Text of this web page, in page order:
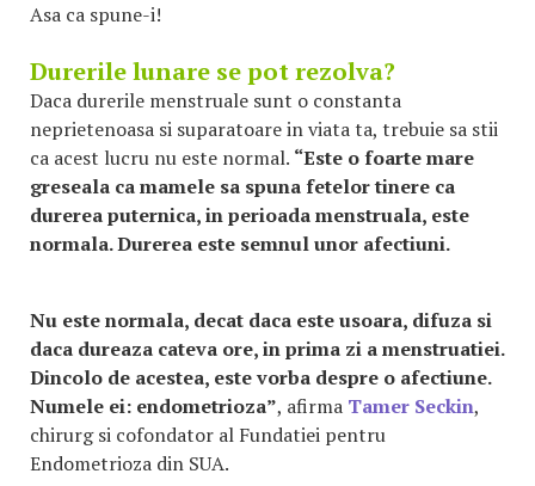
Asa ca spune-i!
Durerile lunare se pot rezolva?
Daca durerile menstruale sunt o constanta
neprietenoasa si suparatoare in viata ta, trebuie sa stii
ca acest lucru nu este normal. “Este o foarte mare
greseala ca mamele sa spuna fetelor tinere ca
durerea puternica, in perioada menstruala, este
normala. Durerea este semnul unor afectiuni.
Nu este normala, decat daca este usoara, difuza si
daca dureaza cateva ore, in prima zi a menstruatiei.
Dincolo de acestea, este vorba despre o afectiune.
Numele ei: endometrioza”, afirma Tamer Seckin,
chirurg si cofondator al Fundatiei pentru
Endometrioza din SUA.